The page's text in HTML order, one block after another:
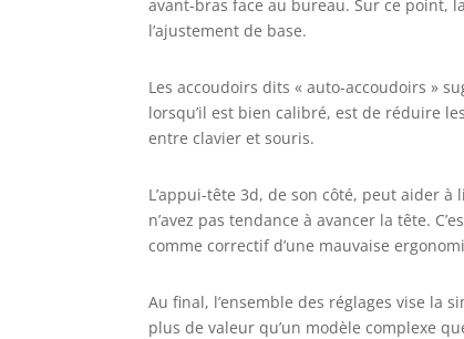
avant-bras face au bureau. Sur ce point,
l’ajustement de base.
Les accoudoirs dits « auto-accoudoirs »
lorsqu’il est bien calibré, est de réduire
entre clavier et souris.
L’appui-tête 3d, de son côté, peut aider
n’avez pas tendance à avancer la tête.
comme correctif d’une mauvaise
Au final, l’ensemble des réglages vise la
plus de valeur qu’un modèle complexe